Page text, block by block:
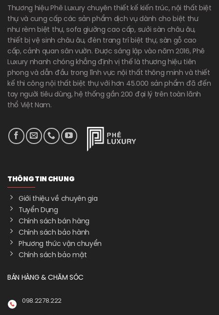
Thương hiệu Phê Luxury chuyên thiết kế kiến trúc, nội thất biệt
thự và cung cấp các sản phẩm dịch vụ dành cho biệt thư
như rèm biệt thự, sofa giường cao cấp, sưởi sàn châu âu,
thiết bị vệ sinh châu âu, đèn trang trí biệt thự, sàn gỗ cao
cấp, cảnh quan sân vườn. Được sáng lập vào năm 2016, Phê
Luxury nhanh chóng khẳng định vị thế là thương hiệu tiên
phong và dẫn đầu trong lĩnh vực nội thất thông minh và thiết
kế thi công nội thất biệt thự với hơn 45.000 sản phẩm đã đến
tay người tiêu dùng, hệ thống gần 200 đại lý trên toàn lãnh
thổ Việt Nam.
THÔNG TIN CHUNG
Giới thiệu về chuyên gia
Tuyển Dụng
Chính sách bán hàng
Chính sách bảo hành
Phương thức vận chuyển
Chính sách bảo mật
BÁN HÀNG & CHĂM SÓC
098.2278.222